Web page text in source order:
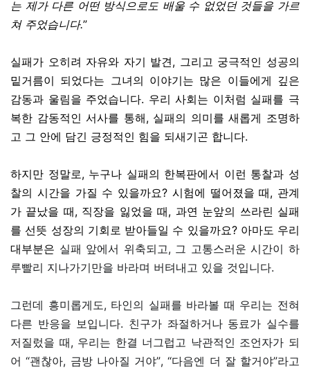
는 제가 다른 어떤 방식으로도 배울 수 없었던 것들을 가르
쳐 주었습니다.”
실패가 오히려 자유와 자기 발견, 그리고 궁극적인 성공의
밑거름이 되었다는 그녀의 이야기는 많은 이들에게 깊은
감동과 울림을 주었습니다. 우리 사회는 이처럼 실패를 극
복한 감동적인 서사를 통해, 실패의 의미를 새롭게 조명하
고 그 안에 담긴 긍정적인 힘을 되새기곤 합니다.
하지만 정말로, 누구나 실패의 한복판에서 이런 통찰과 성
찰의 시간을 가질 수 있을까요? 시험에 떨어졌을 때, 관계
가 끝났을 때, 직장을 잃었을 때, 과연 눈앞의 쓰라린 실패
를 선뜻 성장의 기회로 받아들일 수 있을까요? 아마도 우리
대부분은 실패 앞에서 위축되고, 그 고통스러운 시간이 하
루빨리 지나가기만을 바라며 버텨내고 있을 것입니다.
그런데 흥미롭게도, 타인의 실패를 바라볼 때 우리는 전혀
다른 반응을 보입니다. 친구가 좌절하거나 동료가 실수를
저질렀을 때, 우리는 한결 너그럽고 낙관적인 조언자가 되
어 “괜찮아, 금방 나아질 거야”, “다음엔 더 잘 할거야”라고